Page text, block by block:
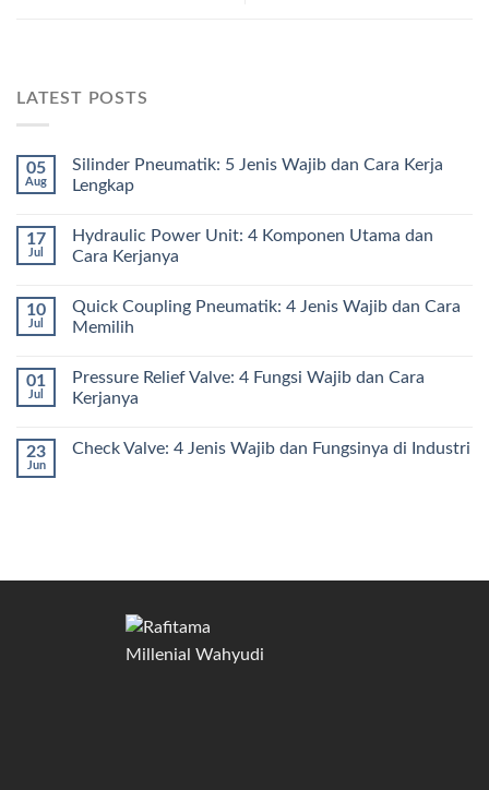
LATEST POSTS
05
Aug
Silinder Pneumatik: 5 Jenis Wajib dan Cara Kerja
Lengkap
17
Jul
Hydraulic Power Unit: 4 Komponen Utama dan
Cara Kerjanya
10
Jul
Quick Coupling Pneumatik: 4 Jenis Wajib dan Cara
Memilih
01
Jul
Pressure Relief Valve: 4 Fungsi Wajib dan Cara
Kerjanya
23
Jun
Check Valve: 4 Jenis Wajib dan Fungsinya di Industri